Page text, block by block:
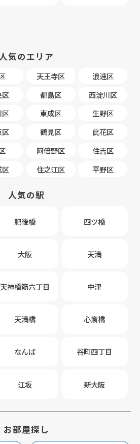
気のエリア
天王寺区
浪速区
区 都島区
西淀川区
区 東成区
生野区
区 鶴見区
此花区
阿倍野区
住吉区
区 住之江区 平野区
人気の駅
肥後橋 四ツ橋
大阪 天満
天神橋筋六丁目 中津
天満橋 心斎橋
なんば 谷町四丁目
江坂 新大阪
お部屋探し